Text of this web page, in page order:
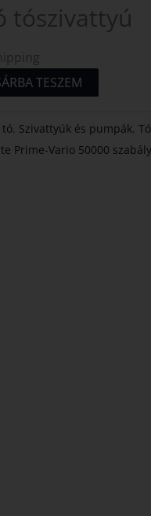
tószivattyú
TESZEM
tó, Szivattyúk és pumpák,
Prime-Vario 50000